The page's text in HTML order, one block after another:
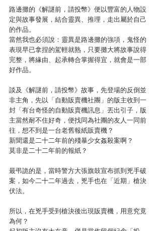
路邊攤的《解謎前，請投幣》便以豐富的人物設
定與故事發展，結合靈異、推理，走出屬於自己
的作品。
當然我也必須說：靈異是路邊攤的強項，鬼怪的
表現早已拿捏的駕輕就熟，只要攤大將故事說得
完整，將緣由、起承轉合掌握得宜，就會是一部
好作品。
談及《解謎前，請投幣》故事，先登場的反倒並
非主角，先以「自動販賣機社團」的版主收到一
封「有台奇怪的自動販賣機訊息」丟出引子，版
主當然耐不住好奇，便找同為社團的友人一同前
往，想不到是一台老舊報紙販賣機？
新聞還是二十二年前的殘暴少女姦殺案啊？
莫非是二十二年前的報紙？
最弔詭的是，當時警方大張旗鼓宣布抓到兇手破
案，如今二十二年過去，兇手也在「近期」槍決
伏法。
所以，在兇手受到槍決後出現販賣機，用意究竟
為何？